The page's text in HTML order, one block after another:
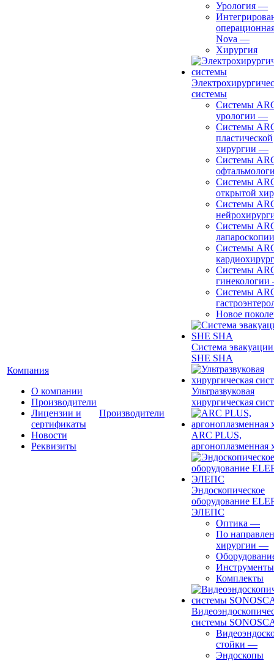
Компания
О компании
Производители
Лицензии и
сертификаты
Новости
Реквизиты
Производители
Урология —
Nova —
Хирургия
системы
Системы
урологии —
Системы
пластической
хирургии —
Системы
Системы
открытой
Системы
Системы
лапароскопии
Системы
Системы
гинекологии
Системы
Новое
Система
SHE SHA
Ультразвуковая
хирургическая
ARC PLUS,
аргоноплазменная
Эндоскопическое
оборудование
ЭЛЕПС
Оптика —
По
хирургии —
Инструменты
Комплекты
системы
стойки —
Эндоскопы